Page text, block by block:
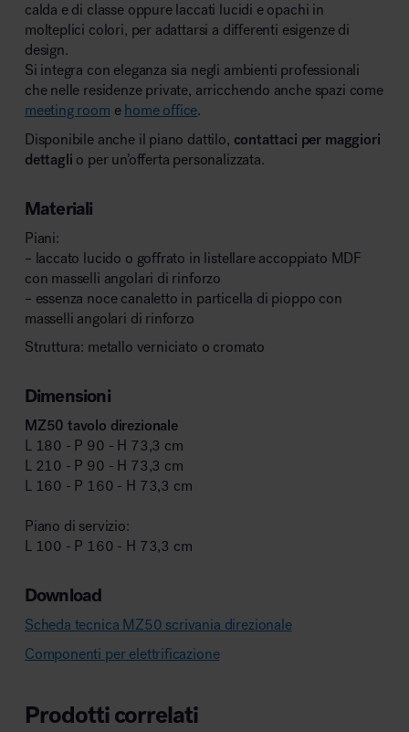
calda e di classe oppure laccati lucidi e opachi in
molteplici colori, per adattarsi a differenti esigenze di
design.
Si integra con eleganza sia negli ambienti professionali
che nelle residenze private, arricchendo anche spazi come
meeting room e home office.
Disponibile anche il piano dattilo, contattaci per maggiori
dettagli o per un’offerta personalizzata.
Materiali
Piani:
– laccato lucido o goffrato in listellare accoppiato MDF
con masselli angolari di rinforzo
– essenza noce canaletto in particella di pioppo con
masselli angolari di rinforzo
Struttura: metallo verniciato o cromato
Dimensioni
MZ50 tavolo direzionale
L 180 - P 90 - H 73,3 cm
L 210 - P 90 - H 73,3 cm
L 160 - P 160 - H 73,3 cm
Piano di servizio:
L 100 - P 160 - H 73,3 cm
Download
Scheda tecnica MZ50 scrivania direzionale
Componenti per elettrificazione
Prodotti correlati